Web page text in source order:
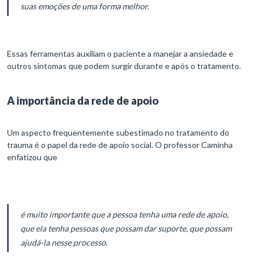
suas emoções de uma forma melhor.
Essas ferramentas auxiliam o paciente a manejar a ansiedade e
outros sintomas que podem surgir durante e após o tratamento.
A importância da rede de apoio
Um aspecto frequentemente subestimado no tratamento do
trauma é o papel da rede de apoio social. O professor Caminha
enfatizou que
é muito importante que a pessoa tenha uma rede de apoio,
que ela tenha pessoas que possam dar suporte, que possam
ajudá-la nesse processo.